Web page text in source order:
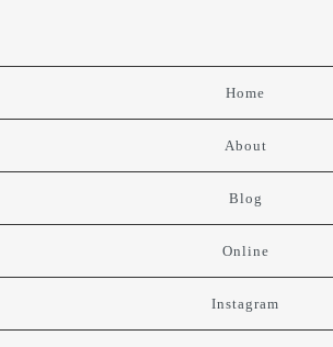
Home
About
Blog
Online
Instagram